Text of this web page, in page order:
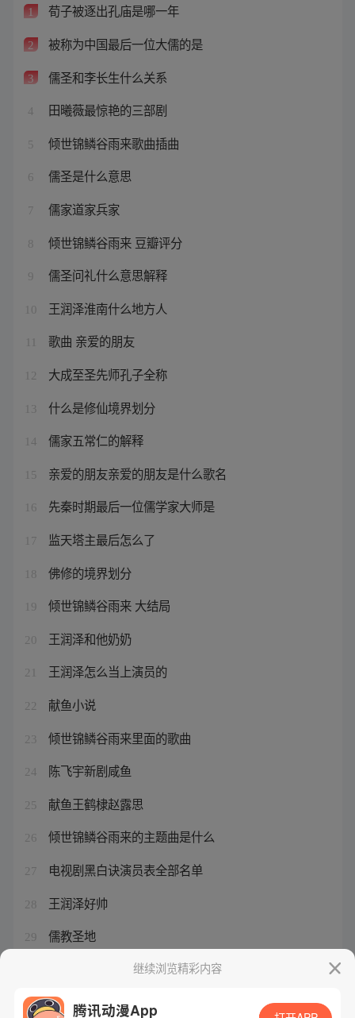
1 荀子被逐出孔庙是哪一年
2 被称为中国最后一位大儒的是
3 儒圣和李长生什么关系
4 田曦薇最惊艳的三部剧
5 倾世锦鳞谷雨来歌曲插曲
6 儒圣是什么意思
7 儒家道家兵家
8 倾世锦鳞谷雨来 豆瓣评分
9 儒圣问礼什么意思解释
10 王润泽淮南什么地方人
歌曲 亲爱的朋友
12 大成至圣先师孔子全称
13 什么是修仙境界划分
14 儒家五常仁的解释
15 亲爱的朋友亲爱的朋友是什么歌名
16 先秦时期最后一位儒学家大师是
17 监天塔主最后怎么了
18 佛修的境界划分
19 倾世锦鳞谷雨来 大结局
20 王润泽和他奶奶
21 王润泽怎么当上演员的
22 献鱼小说
23 倾世锦鳞谷雨来里面的歌曲
24 陈飞宇新剧咸鱼
25 献鱼王鹤棣赵露思
26 倾世锦鳞谷雨来的主题曲是什么
27 电视剧黑白诀演员表全部名单
28 王润泽好帅
29 儒教圣地
继续浏览精彩内容
腾讯动漫App